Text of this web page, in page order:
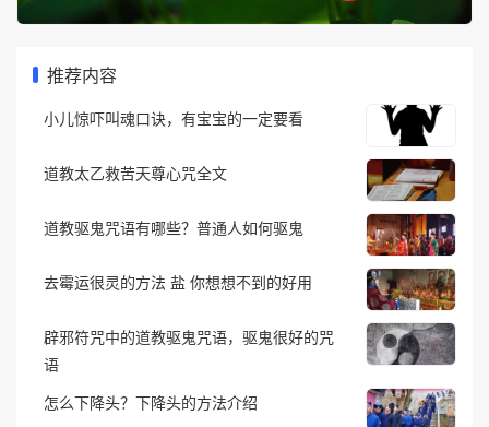
推荐内容
小儿惊吓叫魂口诀，有宝宝的一定要看
道教太乙救苦天尊心咒全文
道教驱鬼咒语有哪些？普通人如何驱鬼
去霉运很灵的方法 盐 你想想不到的好用
辟邪符咒中的道教驱鬼咒语，驱鬼很好的咒
语
怎么下降头？下降头的方法介绍